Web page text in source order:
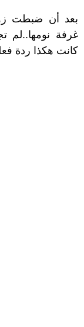
بعد أن ضبطت
غرفة نومها..لم
كانت هكذا ردة